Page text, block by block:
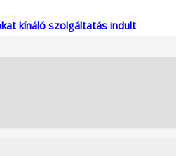
kínáló szolgáltatás indult